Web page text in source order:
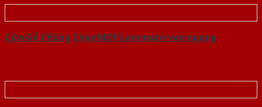
Cửa Gỗ Chống Cháy MDF Laminate van ngang